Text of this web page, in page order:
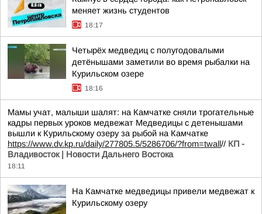
меняет жизнь студентов
18:17
Четырёх медведиц с полугодовалыми
детёнышами заметили во время рыбалки на
Курильском озере
18:16
Мамы учат, малыши шалят: на Камчатке сняли трогательные
кадры первых уроков медвежат Медведицы с детенышами
вышли к Курильскому озеру за рыбой на Камчатке
https://www.dv.kp.ru/daily/277805.5/5286706/?from=twall// КП -
Владивосток | Новости Дальнего Востока
18:11
На Камчатке медведицы привели медвежат к
Курильскому озеру